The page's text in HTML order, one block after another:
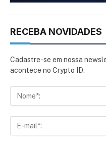
RECEBA NOVIDADES
Cadastre-se em nossa
acontece no Crypto ID.